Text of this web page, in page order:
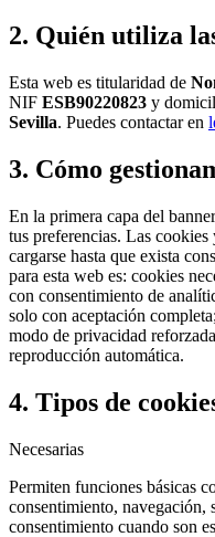
2. Quién utiliza
Esta web es titularidad de
NIF ESB90220823 y
Sevilla. Puedes contactar en
3. Cómo
En la primera capa del
tus preferencias. Las cookies
cargarse hasta que exista
para esta web es: cookies
con consentimiento de
solo con aceptación
modo de privacidad
reproducción automática.
4. Tipos de
Necesarias
Permiten funciones básicas
consentimiento, navegación,
consentimiento cuando son